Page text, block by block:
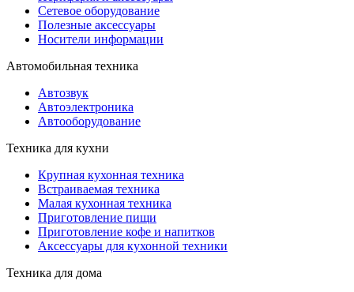
Cетевое оборудование
Полезные аксессуары
Носители информации
Автомобильная техника
Автозвук
Автоэлектроника
Автооборудование
Техника для кухни
Крупная кухонная техника
Встраиваемая техника
Малая кухонная техника
Приготовление пищи
Приготовление кофе и напитков
Аксессуары для кухонной техники
Техника для дома